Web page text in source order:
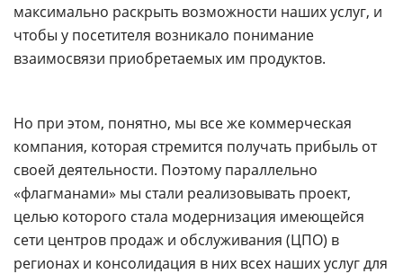
максимально раскрыть возможности наших услуг, и
чтобы у посетителя возникало понимание
взаимосвязи приобретаемых им продуктов.
Но при этом, понятно, мы все же коммерческая
компания, которая стремится получать прибыль от
своей деятельности. Поэтому параллельно
«флагманами» мы стали реализовывать проект,
целью которого стала модернизация имеющейся
сети центров продаж и обслуживания (ЦПО) в
регионах и консолидация в них всех наших услуг для